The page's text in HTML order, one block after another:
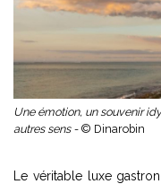
Une émotion, un souvenir
autres sens - © Dinarobin
Le véritable luxe